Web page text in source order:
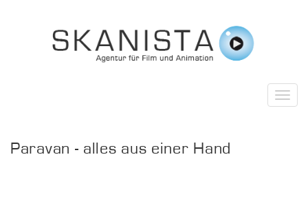
Paravan - alles aus einer Hand